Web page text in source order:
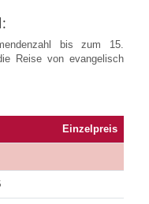
bis zum 15.
Reise von evangelisch
Einzelpreis